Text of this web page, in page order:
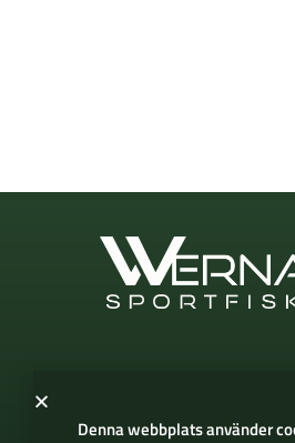
Denna webbplats använder